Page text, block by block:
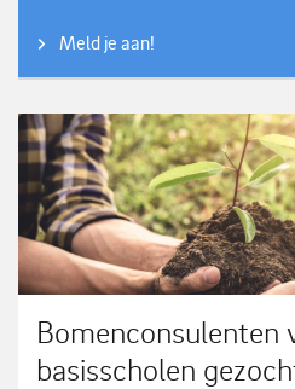
Meld je aan!
Bomenconsulenten
basisscholen